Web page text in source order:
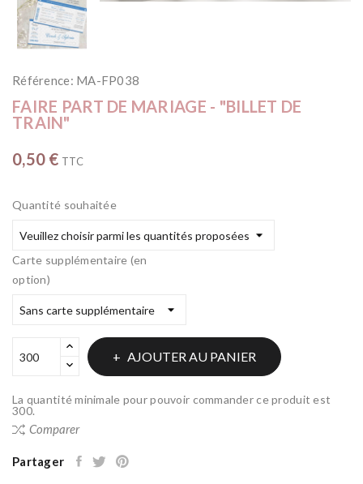
Référence: MA-FP038
FAIRE PART DE MARIAGE - "BILLET DE
TRAIN"
0,50 € TTC
Quantité souhaitée
Carte supplémentaire (en
option)
AJOUTER AU PANIER
La quantité minimale pour pouvoir commander ce produit est
300.
Comparer
Partager